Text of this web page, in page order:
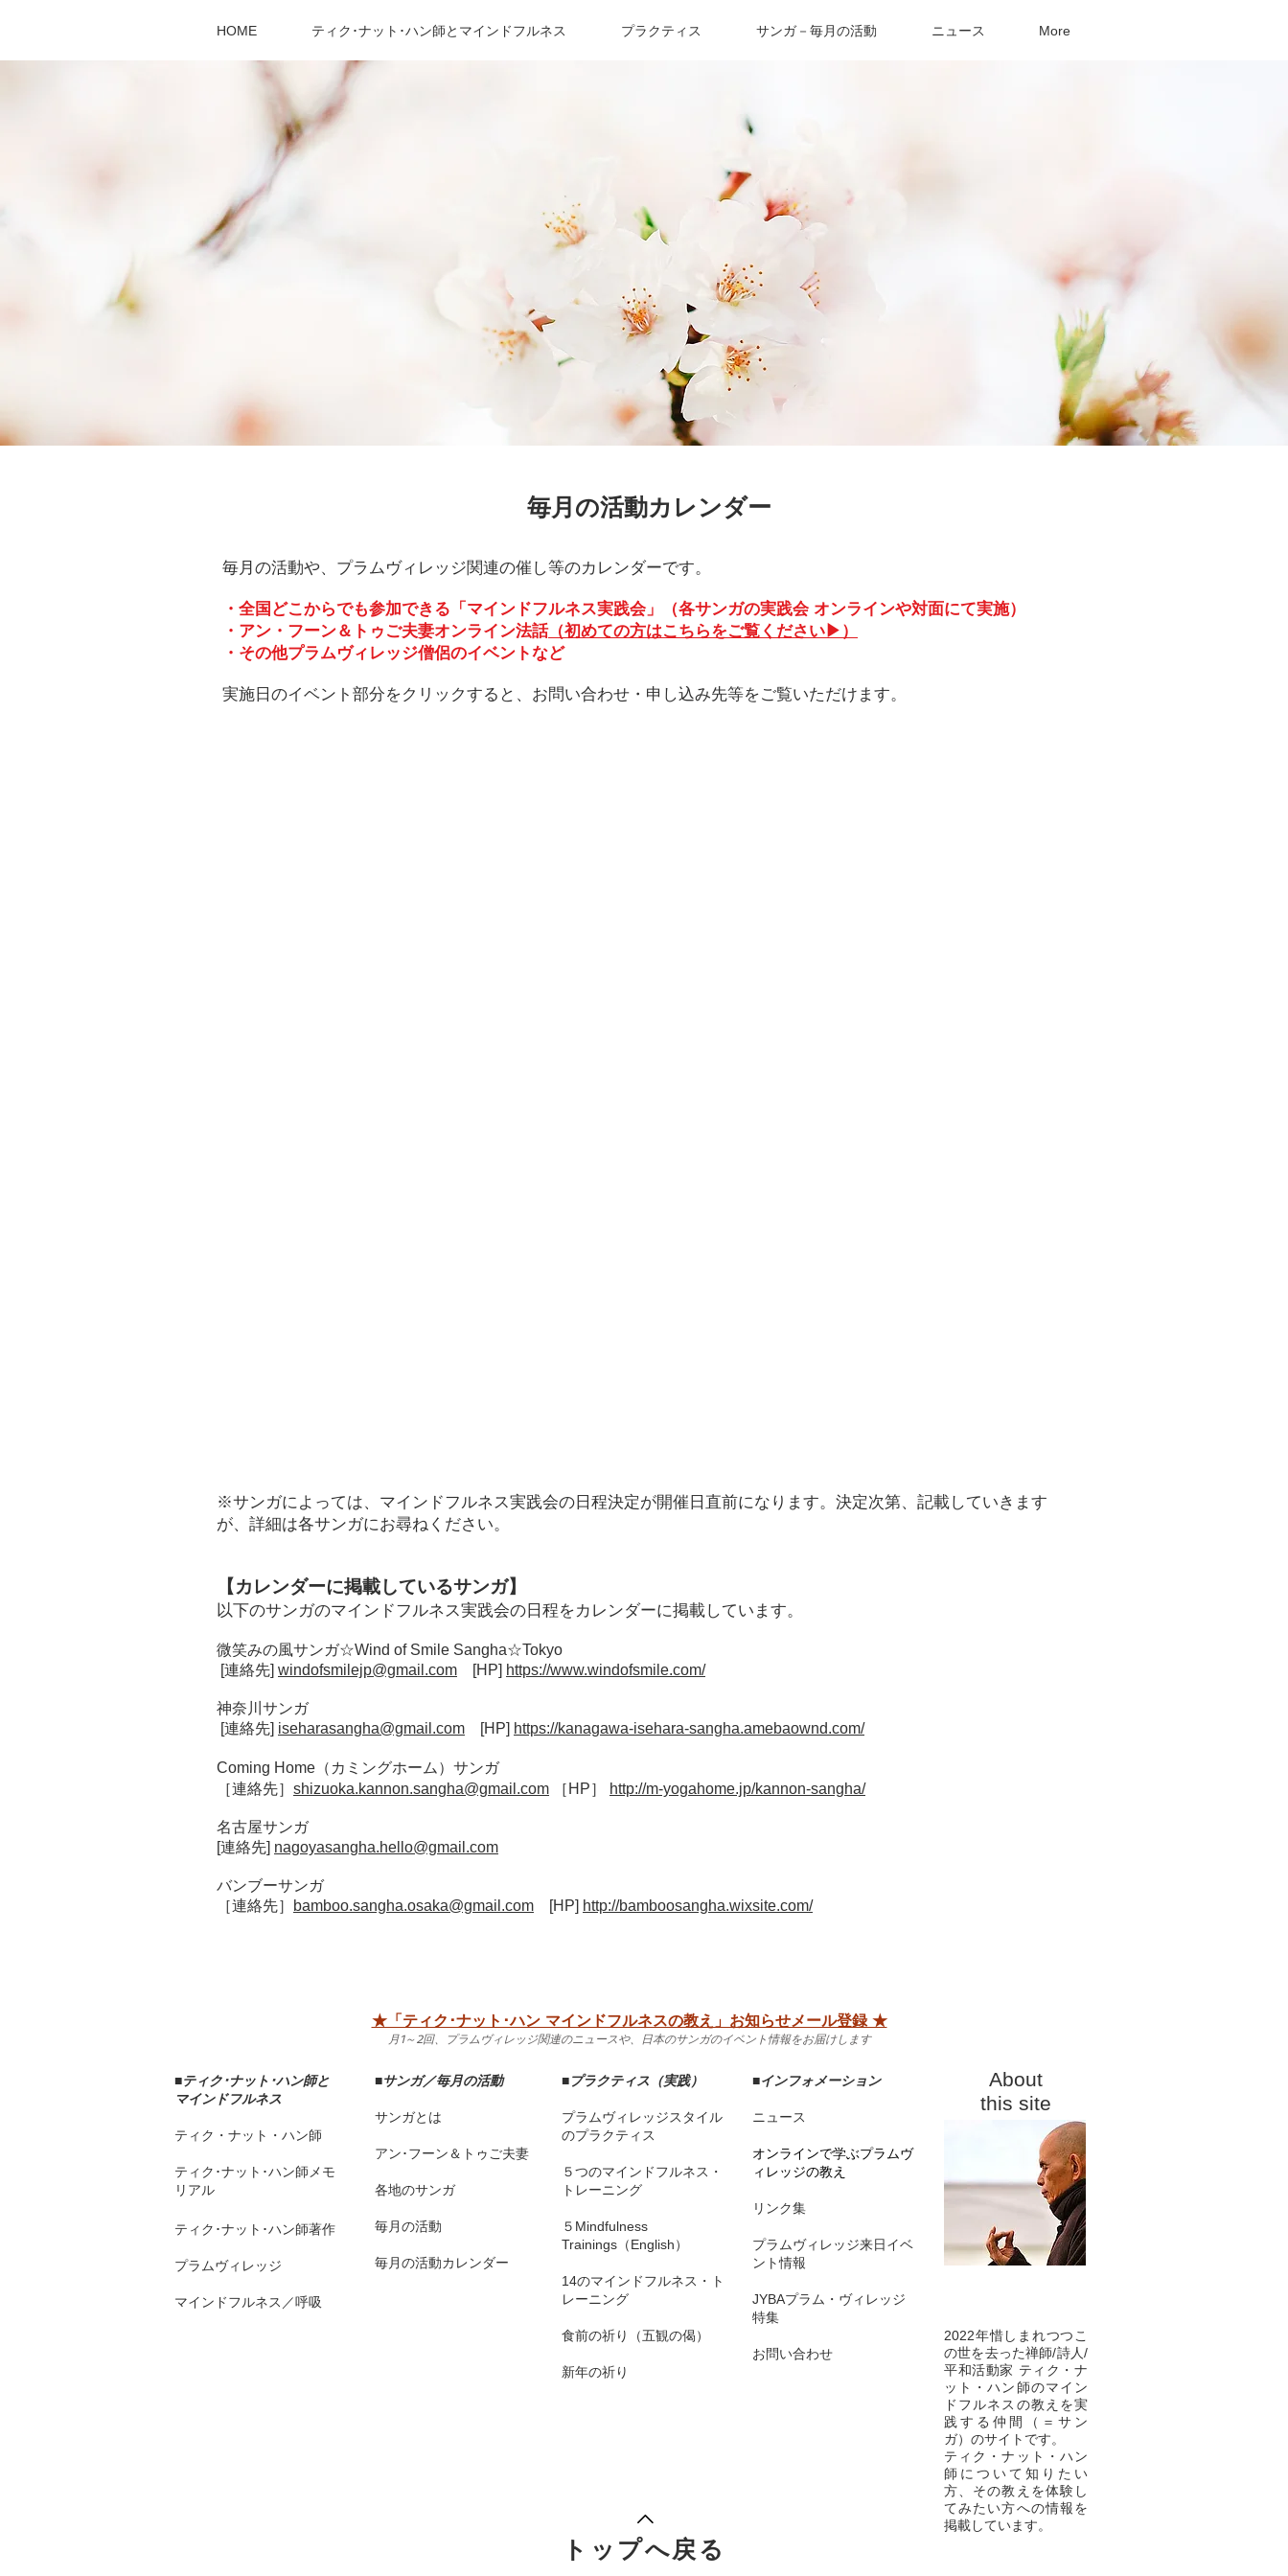
HOME ティク･ナット･ハン師とマインドフルネス プラクティス サンガ－毎月の活動 ニュース More
​毎月の活動カレンダー
毎月の活動や、プラムヴィレッジ関連の催し等のカレンダーです。
・全国どこからでも参加できる「 マインドフルネス実践会」（各サンガの実践会 オンラインや対面にて実施）
・アン・フーン＆トゥご夫妻オンライン法話（初めての方はこちらをご覧ください▶︎）
・その他プラムヴィレッジ僧侶のイベントなど
実施日のイベント部分をクリックすると、お問い合わせ・申し込み先等をご覧いただけます。
​※サンガによっては、マインドフルネス実践会の日程決定が開催日直前になります。決定次第、記載していきます
が、詳細は各サンガにお尋ねください。
【カレンダーに掲載しているサンガ】
以下のサンガのマインドフルネス実践会の日程をカレンダーに掲載しています。
微笑みの風サンガ☆Wind of Smile Sangha☆Tokyo
[連絡先] windofsmilejp@gmail.com [HP] https://www.windofsmile.com/
神奈川サンガ
[連絡先] iseharasangha@gmail.com [HP] https://kanagawa-isehara-sangha.amebaownd.com/
Coming Home（カミングホーム）サンガ
［連絡先］ shizuoka.kannon.sangha@gmail.com ［HP］ http://m-yogahome.jp/kannon-sangha/
名古屋サンガ
[連絡先] nagoyasangha.hello@gmail.com
バンブーサンガ
［連絡先］
bamboo.sangha.osaka@gmail.com [HP] http://bamboosangha.wixsite.com/
★「ティク･ナット･ハン マインドフルネスの教え」お知らせメール登録 ★
月1～2回、プラムヴィレッジ関連のニュースや、日本のサンガのイベント情報をお届けします
■ティク･ナット･ハン師と
マインドフルネス
ティク・ナット・ハン師
ティク･ナット･ハン師メモ
リアル
ティク･ナット･ハン師著作
プラムヴィレッジ
マインドフルネス／呼吸
■サンガ／毎月の活動
サンガとは
アン･フーン＆トゥご夫妻
各地のサンガ
毎月の活動
毎月の活動カレンダー
■プラクティス（実践）
プラムヴィレッジスタイル
のプラクティス
５つのマインドフルネス・
トレーニング
５Mindfulness
Trainings（English）
14のマインドフルネス・ト
レーニング
食前の祈り（五観の偈）
新年の祈り
■インフォメーション
ニュース
オンラインで学ぶプラムヴ
ィレッジの教え
リンク集
プラムヴィレッジ来日イベ
ント情報
JYBAプラム・ヴィレッジ
特集
​お問い合わせ
トップへ戻る
​About
this site
2022年惜しまれつつこ
の世を去った禅師/詩人/
平和活動家 ティク・ナ
ット・ハン師のマイン
ドフルネスの教えを実
践する仲間（＝サン
ガ）のサイトです。
ティク・ナット・ハン
師について知りたい
方、その教えを体験し
てみたい方への情報を
掲載しています。